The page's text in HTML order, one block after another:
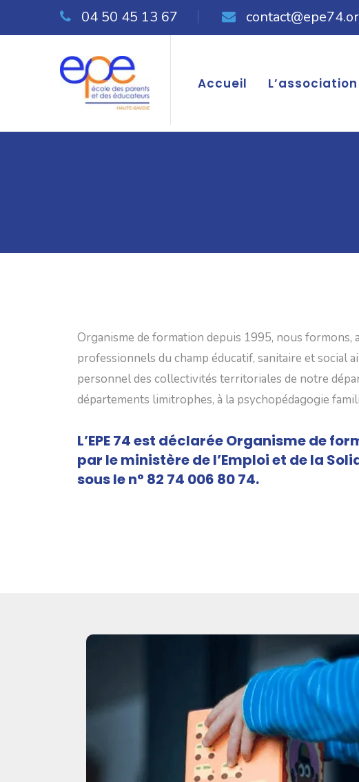
04 50 45 13 67
Accueil L’association
Organisme de formation depuis 1995, nous formons,
professionnels du champ éducatif, sanitaire et social
personnel des collectivités territoriales de notre
départements limitrophes, à la psychopédagogie
L’EPE 74 est déclarée Organisme de
par le ministère de l’Emploi et de la
sous le n° 82 74 006 80 74.